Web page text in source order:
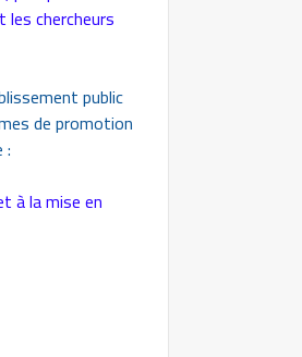
chercheurs
public
de promotion
:
à la mise en